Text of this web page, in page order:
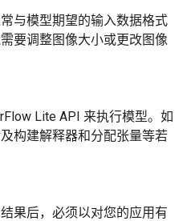
与模型期望的输入数据格式
要调整图像大小或更改图像
Lite API 来执行模型。如
构建解释器和分配张量等若
果后，必须以对您的应用有